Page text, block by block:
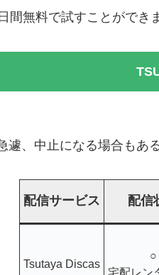
間無料で試すことができ
遽、中止になる場合もあ
配信サービス 配信
Tsutaya Discas
○